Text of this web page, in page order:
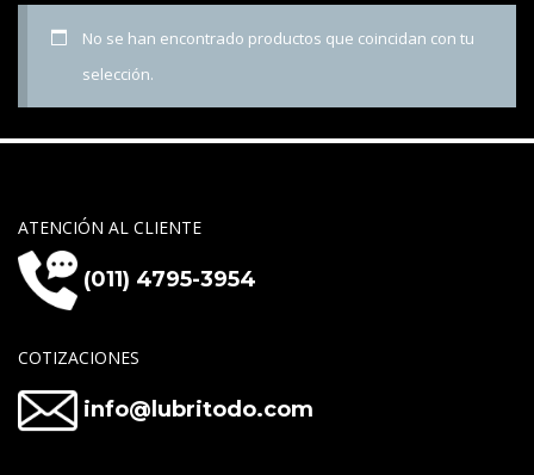
No se han encontrado productos que coincidan con tu
selección.
ATENCIÓN AL CLIENTE
(011) 4795-3954
COTIZACIONES
info@lubritodo.com